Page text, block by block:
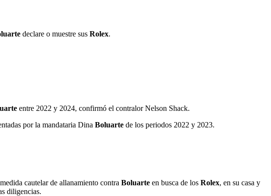
declare o muestre sus Rolex.
entre 2022 y 2024, confirmó el contralor Nelson Shack.
por la mandataria Dina Boluarte de los periodos 2022 y 2023.
cautelar de allanamiento contra Boluarte en busca de los Rolex, en su casa y
diligencias.